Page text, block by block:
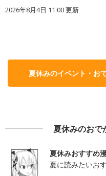
2026年8月4日 11:00更新
夏休みのイベント・お
夏休みのおで
夏休みおすすめ
夏に読みたいお